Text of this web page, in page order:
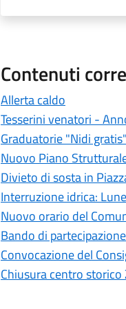
Contenuti
Allerta caldo
Tesserini venatori -
Graduatorie "Nidi
Nuovo Piano
Divieto di sosta in
Interruzione idrica:
Nuovo orario del
Bando di
Convocazione del
Chiusura centro